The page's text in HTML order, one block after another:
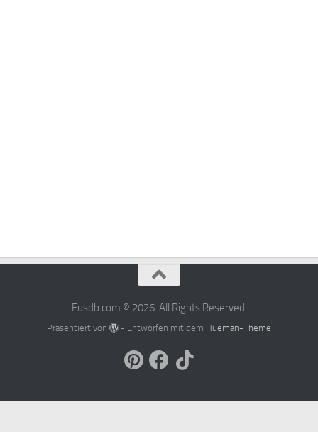
Fusdb.com © 2026. All Rights Reserved.
Präsentiert von - Entworfen mit dem Hueman-Theme